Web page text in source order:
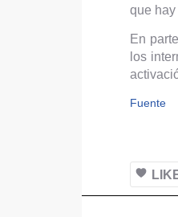
que
En
los
Fuente